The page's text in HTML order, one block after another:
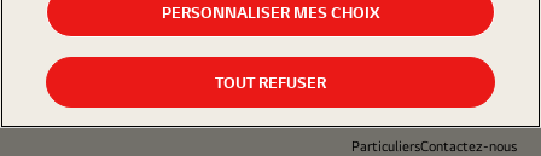
ParticuliersContactez-nous
PERSONNALISER MES CHOIX
TOUT REFUSER